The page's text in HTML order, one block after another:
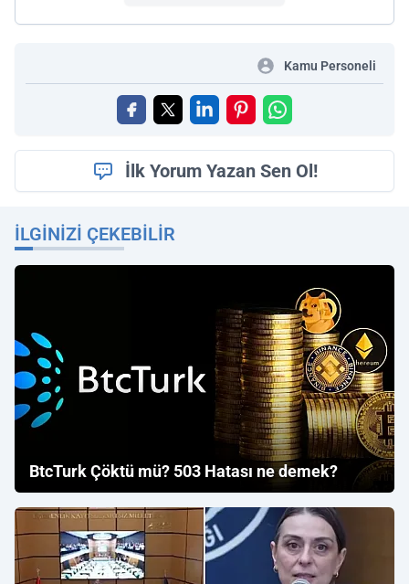
Kamu Personeli
İlk Yorum Yazan Sen Ol!
İLGINIZI ÇEKEBILIR
BtcTurk Çöktü mü? 503 Hatası ne demek?